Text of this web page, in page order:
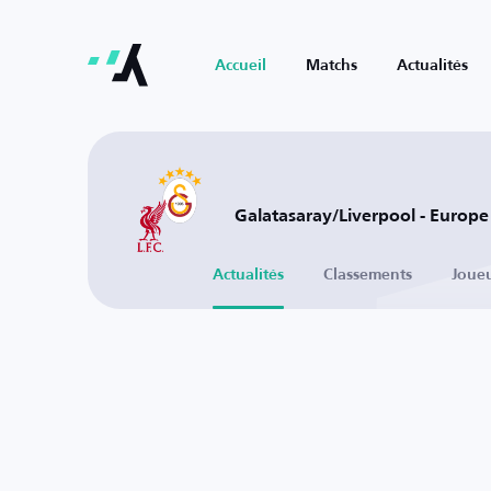
Accueil Matchs Actualités
Galatasaray/Liverpool - Europe
Actualités Classements